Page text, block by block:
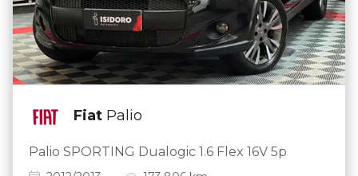
Fiat Palio
Palio SPORTING Dualogic 1.6 Flex 16V 5p